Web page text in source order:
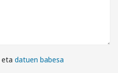
eta datuen babesa